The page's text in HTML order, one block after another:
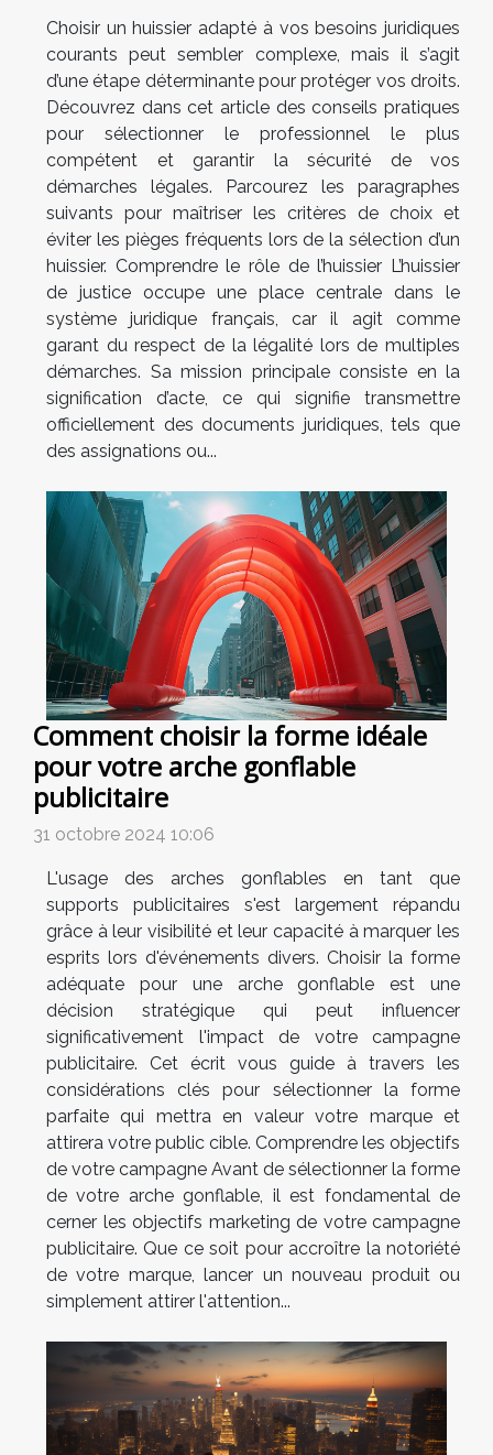
Choisir un huissier adapté à vos besoins juridiques
courants peut sembler complexe, mais il s’agit
d’une étape déterminante pour protéger vos droits.
Découvrez dans cet article des conseils pratiques
pour sélectionner le professionnel le plus
compétent et garantir la sécurité de vos
démarches légales. Parcourez les paragraphes
suivants pour maîtriser les critères de choix et
éviter les pièges fréquents lors de la sélection d’un
huissier. Comprendre le rôle de l’huissier L’huissier
de justice occupe une place centrale dans le
système juridique français, car il agit comme
garant du respect de la légalité lors de multiples
démarches. Sa mission principale consiste en la
signification d’acte, ce qui signifie transmettre
officiellement des documents juridiques, tels que
des assignations ou...
Comment choisir la forme idéale
pour votre arche gonflable
publicitaire
31 octobre 2024 10:06
L'usage des arches gonflables en tant que
supports publicitaires s'est largement répandu
grâce à leur visibilité et leur capacité à marquer les
esprits lors d'événements divers. Choisir la forme
adéquate pour une arche gonflable est une
décision stratégique qui peut influencer
significativement l'impact de votre campagne
publicitaire. Cet écrit vous guide à travers les
considérations clés pour sélectionner la forme
parfaite qui mettra en valeur votre marque et
attirera votre public cible. Comprendre les objectifs
de votre campagne Avant de sélectionner la forme
de votre arche gonflable, il est fondamental de
cerner les objectifs marketing de votre campagne
publicitaire. Que ce soit pour accroître la notoriété
de votre marque, lancer un nouveau produit ou
simplement attirer l'attention...